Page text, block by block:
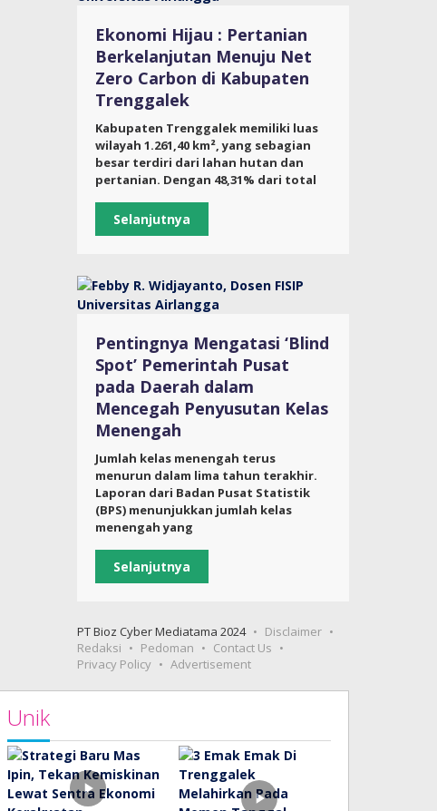
Ekonomi Hijau : Pertanian
Berkelanjutan Menuju Net
Zero Carbon di Kabupaten
Trenggalek
Kabupaten Trenggalek memiliki luas
wilayah 1.261,40 km², yang sebagian
besar terdiri dari lahan hutan dan
pertanian. Dengan 48,31% dari total
Selanjutnya
Pentingnya Mengatasi ‘Blind
Spot’ Pemerintah Pusat
pada Daerah dalam
Mencegah Penyusutan Kelas
Menengah
Jumlah kelas menengah terus
menurun dalam lima tahun terakhir.
Laporan dari Badan Pusat Statistik
(BPS) menunjukkan jumlah kelas
menengah yang
Selanjutnya
PT Bioz Cyber Mediatama 2024
Disclaimer
Redaksi
Pedoman
Contact Us
Privacy Policy
Advertisement
Unik